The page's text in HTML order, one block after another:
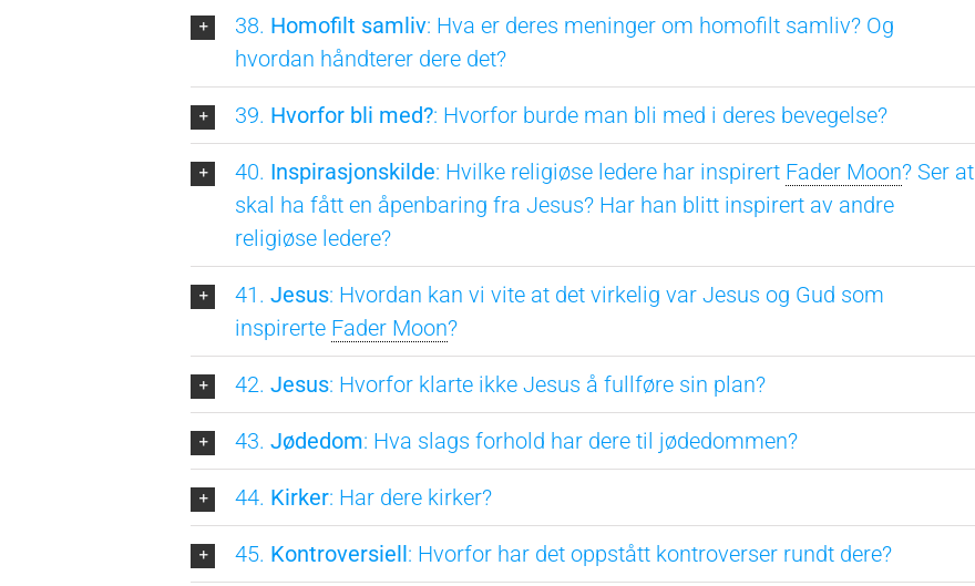
38. Homofilt samliv: Hva er deres meninger om homofilt samliv? Og
hvordan håndterer dere det?
39. Hvorfor bli med?: Hvorfor burde man bli med i deres bevegelse?
40. Inspirasjonskilde: Hvilke religiøse ledere har inspirert Fader Moon? Ser at
skal ha fått en åpenbaring fra Jesus? Har han blitt inspirert av andre
religiøse ledere?
41. Jesus: Hvordan kan vi vite at det virkelig var Jesus og Gud som
inspirerte Fader Moon?
42. Jesus: Hvorfor klarte ikke Jesus å fullføre sin plan?
43. Jødedom: Hva slags forhold har dere til jødedommen?
44. Kirker: Har dere kirker?
45. Kontroversiell: Hvorfor har det oppstått kontroverser rundt dere?